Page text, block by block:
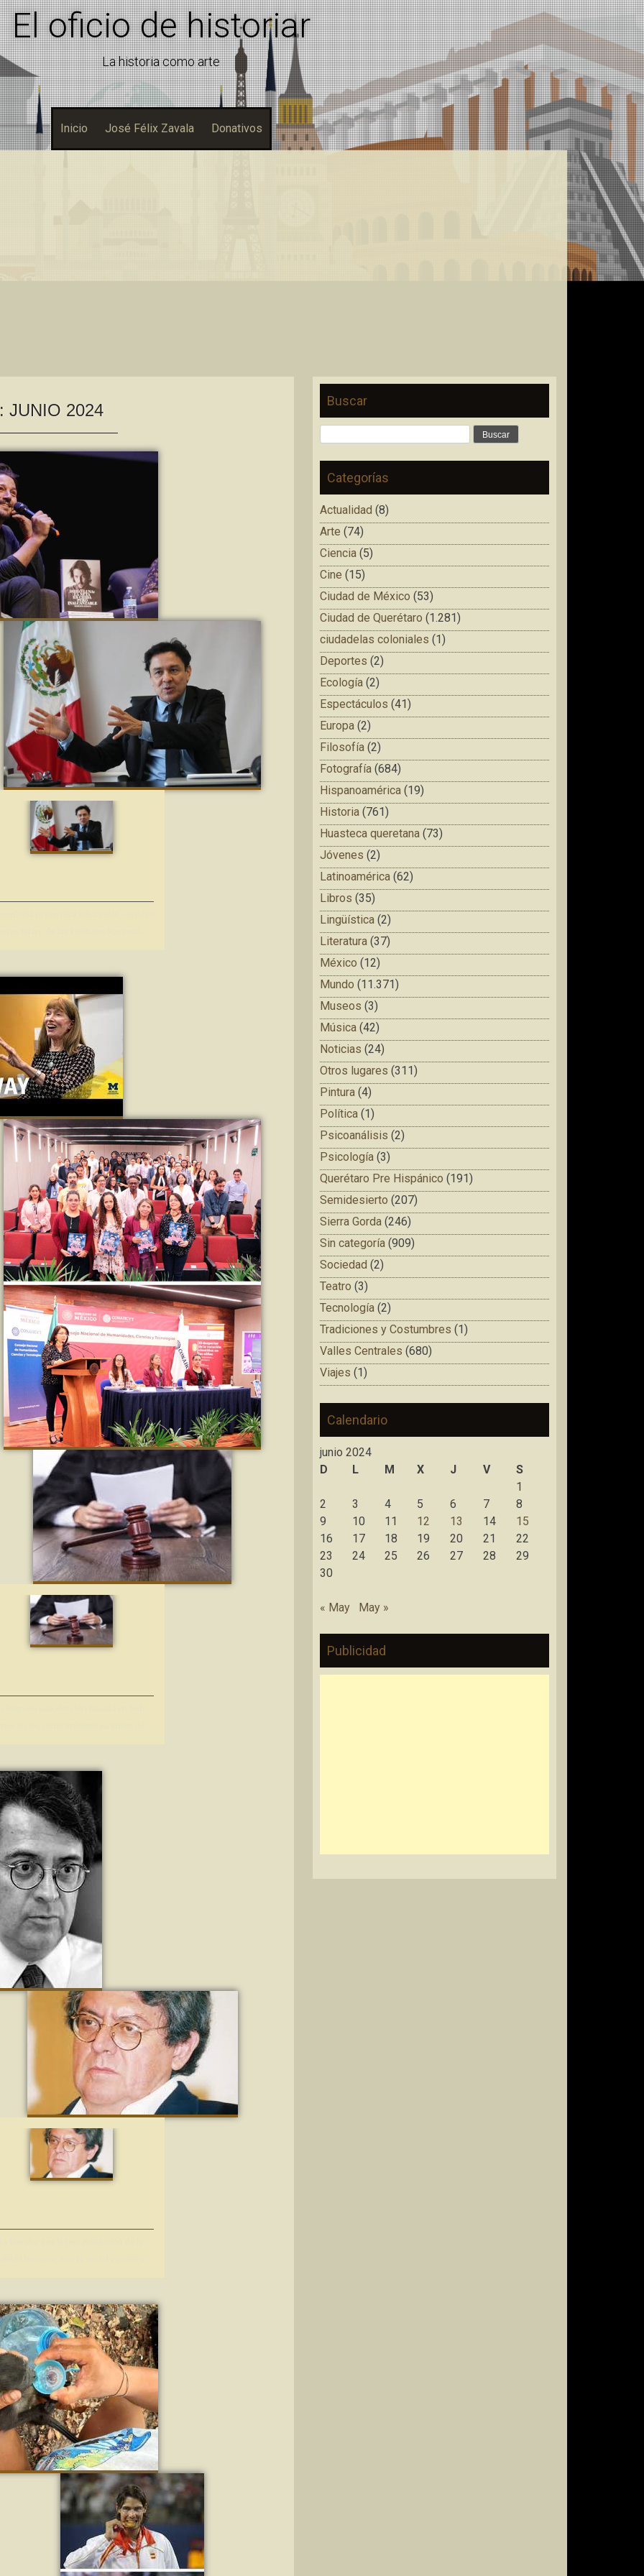
El oficio de historiar
La historia como arte
Inicio José Félix Zavala Donativos
JUNIO 2024 Buscar
Categorías
Actualidad (8)
Arte (74)
Ciencia (5)
Cine (15)
Ciudad de México (53)
Ciudad de Querétaro (1.281)
ciudadelas coloniales (1)
Deportes (2)
Ecología (2)
Espectáculos (41)
Europa (2)
Filosofía (2)
Fotografía (684)
Hispanoamérica (19)
Historia (761)
Huasteca queretana (73)
Jóvenes (2)
Latinoamérica (62)
Libros (35)
Lingüística (2)
Literatura (37)
México (12)
Mundo (11.371)
Museos (3)
Música (42)
Noticias (24)
Otros lugares (311)
Pintura (4)
Política (1)
Psicoanálisis (2)
Psicología (3)
Querétaro Pre Hispánico (191)
Semidesierto (207)
Sierra Gorda (246)
Sin categoría (909)
Sociedad (2)
Teatro (3)
Tecnología (2)
Tradiciones y Costumbres (1)
Valles Centrales (680)
Viajes (1)
Calendario
junio 2024
D
L M X J V
S
1
2
3 4 5 6 7
8
9
10 11 12 13 14
15
16
17 18 19 20 21
22
23
24 25 26 27 28
29
30
« May May »
Publicidad